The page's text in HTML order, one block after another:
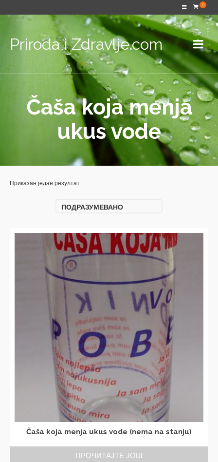
0
Priroda i Zdravlje.com
Čaša koja menja
ukus vode
Приказан један резултат
ПОДРАЗУМЕВАНО
Čaša koja menja ukus vode (nema na stanju)
ПРОЧИТАЈТЕ ЈОШ